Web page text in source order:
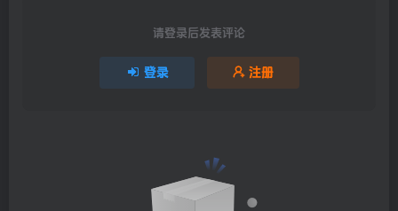
请登录后发表评论
登录 注册